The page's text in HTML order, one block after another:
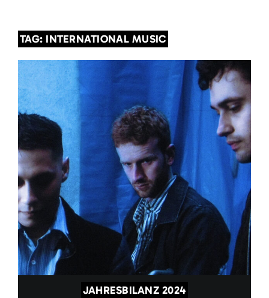
TAG: INTERNATIONAL MUSIC
JAHRESBILANZ 2024